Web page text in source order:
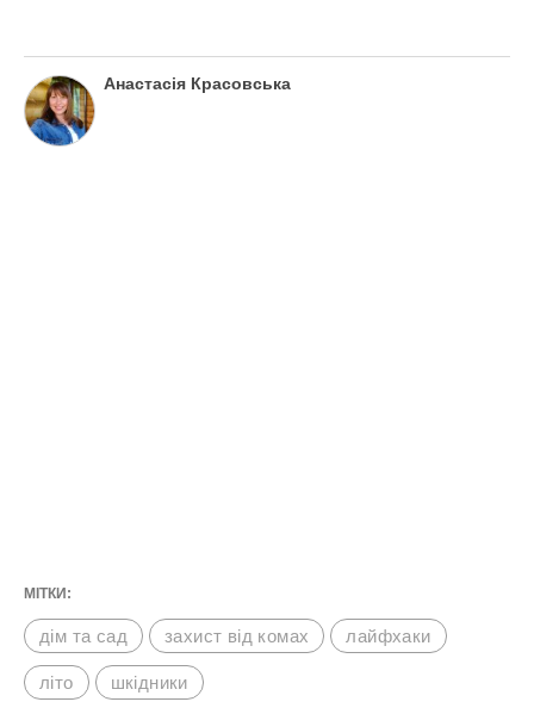
Анастасія Красовська
МІТКИ:
дім та сад захист від комах лайфхаки
літо шкідники